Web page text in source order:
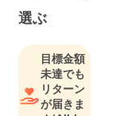
選ぶ
目標金額
未達でも
リターン
が届きま